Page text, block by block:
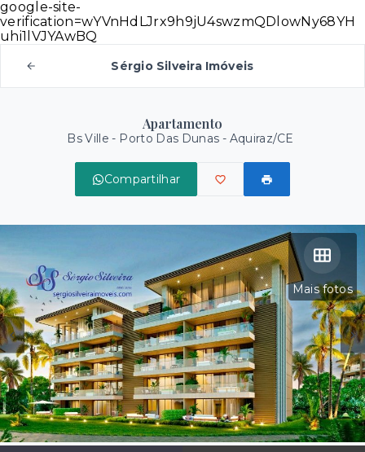
google-site-
verification=wYVnHdLJrx9h9jU4swzmQDlowNy68YH
uhi1lVJYAwBQ
Sérgio Silveira Imóveis
Apartamento
Bs Ville - Porto Das Dunas - Aquiraz/CE
Compartilhar
Mais fotos